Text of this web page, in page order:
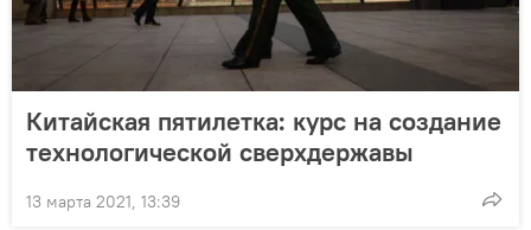
Китайская пятилетка: курс на создание
технологической сверхдержавы
13 марта 2021, 13:39